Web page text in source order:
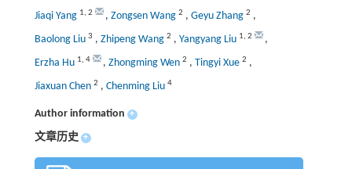
Jiaqi Yang 1, 2 , Zongsen Wang 2 , Geyu Zhang 2 ,
Baolong Liu 3 , Zhipeng Wang 2 , Yangyang Liu 1, 2
,
Erzha Hu 1, 4 , Zhongming Wen 2 , Tingyi Xue 2 ,
Jiaxuan Chen 2 , Chenming Liu 4
Author information +
文章历史 +